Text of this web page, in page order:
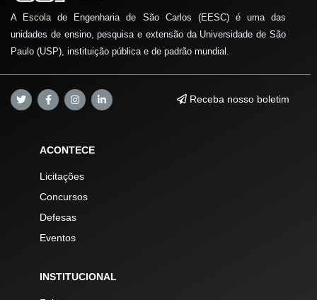
A Escola de Engenharia de São Carlos (EESC) é uma das
unidades de ensino, pesquisa e extensão da Universidade de São
Paulo (USP), instituição pública e de padrão mundial.
Receba nosso boletim
ACONTECE
Licitações
Concursos
Defesas
Eventos
INSTITUCIONAL